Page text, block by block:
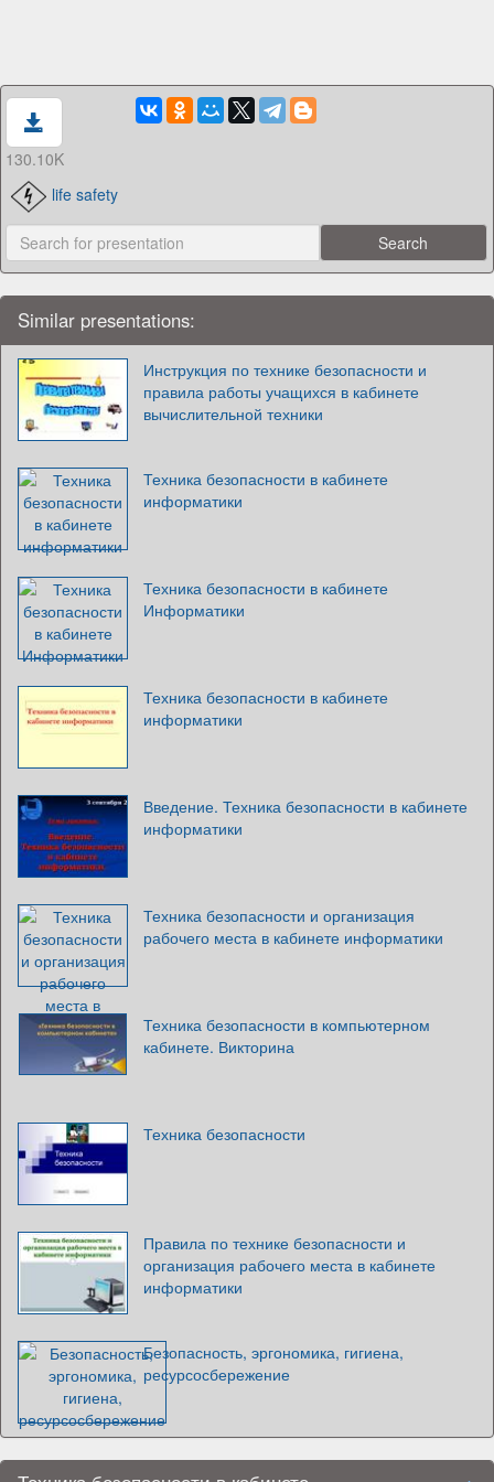
130.10K
life safety
Similar presentations:
Инструкция по технике безопасности и
правила работы учащихся в кабинете
вычислительной техники
Техника безопасности в кабинете
информатики
Техника безопасности в кабинете
Информатики
Техника безопасности в кабинете
информатики
Введение. Техника безопасности в кабинете
информатики
Техника безопасности и организация
рабочего места в кабинете информатики
Техника безопасности в компьютерном
кабинете. Викторина
Техника безопасности
Правила по технике безопасности и
организация рабочего места в кабинете
информатики
Безопасность, эргономика, гигиена,
ресурсосбережение